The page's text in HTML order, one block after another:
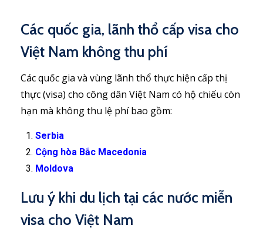
Các quốc gia, lãnh thổ cấp visa cho
Việt Nam không thu phí
Các quốc gia và vùng lãnh thổ thực hiện cấp thị
thực (visa) cho công dân Việt Nam có hộ chiếu còn
hạn mà không thu lệ phí bao gồm:
Serbia
Cộng hòa Bắc Macedonia
Moldova
Lưu ý khi du lịch tại các nước miễn
visa cho Việt Nam